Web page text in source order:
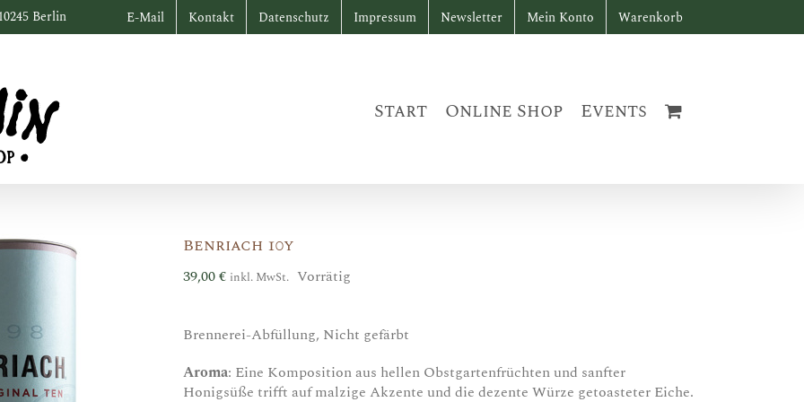
Berlin E-Mail Kontakt Datenschutz Impressum Newsletter Mein Konto Warenkorb
Start Online Shop Events
Benriach 10y
39,00€ inkl. MwSt. Vorrätig
Brennerei-Abfüllung, Nicht gefärbt
Aroma: Eine Komposition aus hellen Obstgartenfrüchten und sanfter
Honigsüße trifft auf malzige Akzente und die dezente Würze getoasteter Eiche.